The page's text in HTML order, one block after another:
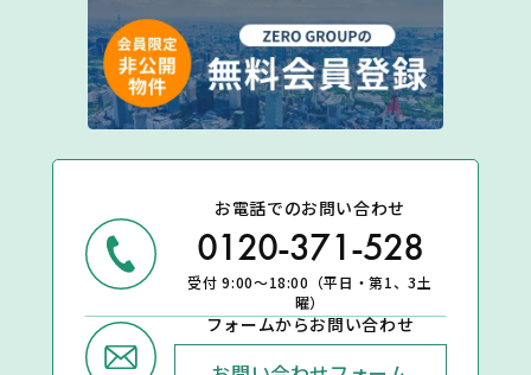
お電話でのお問い合わせ
0120-371-528
受付 9:00～18:00（平日・第1、3土
曜）
フォームからお問い合わせ